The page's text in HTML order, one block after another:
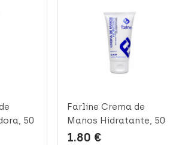
50
Farline Crema de
Manos Hidratante, 50
ml
1.80 €